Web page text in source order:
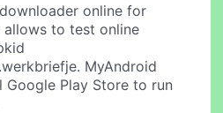
online for
allows to test online
MyAndroid
Play Store to run